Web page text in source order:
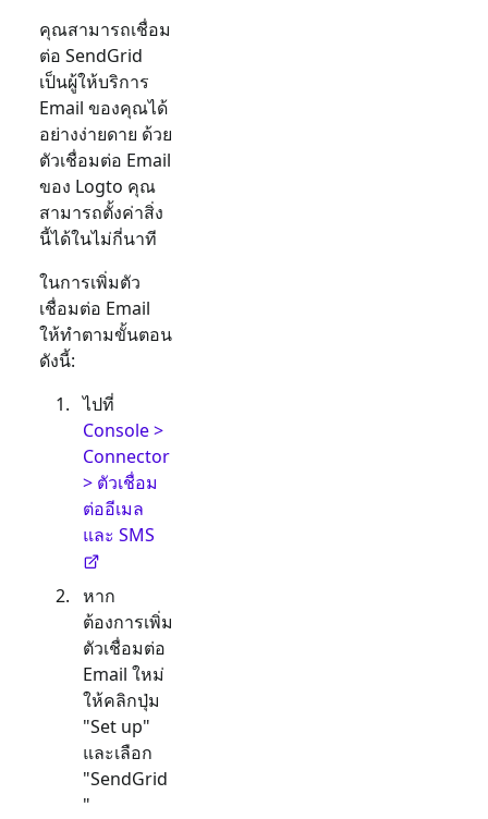
คุณสามารถเชื่อม
ต่อ SendGrid
เป็นผู้ให้บริการ
Email ของคุณได้
อย่างง่ายดาย ด้วย
ตัวเชื่อมต่อ Email
ของ Logto คุณ
สามารถตั้งค่าสิ่ง
นี้ได้ในไม่กี่นาที
ในการเพิ่มตัว
เชื่อมต่อ Email
ให้ทำตามขั้นตอน
ดังนี้:
ไปที่
Console >
Connector
> ตัวเชื่อม
ต่ออีเมล
และ SMS
หาก
ต้องการเพิ่ม
ตัวเชื่อมต่อ
Email ใหม่
ให้คลิกปุ่ม
"Set up"
และเลือก
"SendGrid
"